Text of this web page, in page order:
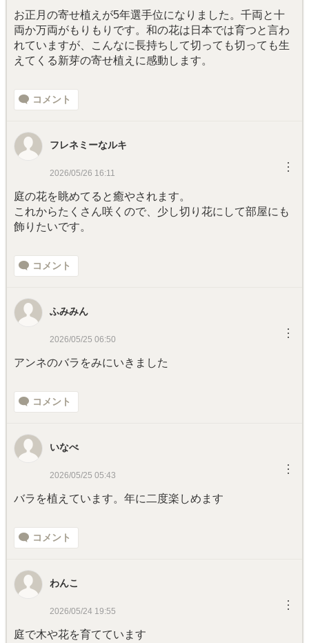
お正月の寄せ植えが5年選手位になりました。千両と十
両か万両がもりもりです。和の花は日本では育つと言わ
れていますが、こんなに長持ちして切っても切っても生
えてくる新芽の寄せ植えに感動します。
コメント
フレネミーなルキ
2026/05/26 16:11 ︙
庭の花を眺めてると癒やされます。
これからたくさん咲くので、少し切り花にして部屋にも
飾りたいです。
コメント
ふみみん
2026/05/25 06:50 ︙
アンネのバラをみにいきました
コメント
いなべ
2026/05/25 05:43 ︙
バラを植えています。年に二度楽しめます
コメント
わんこ
2026/05/24 19:55 ︙
庭で木や花を育てています